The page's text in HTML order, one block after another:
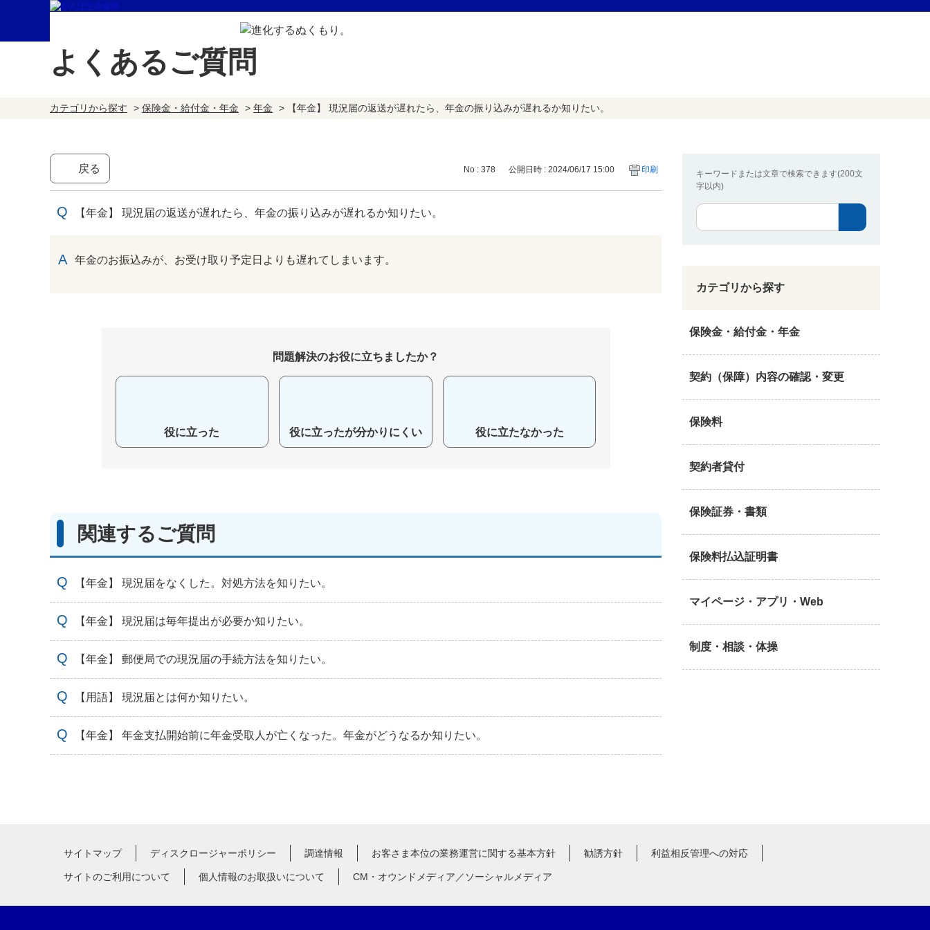
よくあるご質問
カテゴリから探す > 保険金・給付金・年金 > 年金 > 【年金】 現況届の返送が遅れたら、年金の振り込みが遅れるか知りたい。
キーワードまたは文章で検索できます(200文
字以内)
カテゴリから探す
保険金・給付金・年金
契約（保障）内容の確認・変更
保険料
契約者貸付
保険証券・書類
保険料払込証明書
マイページ・アプリ・Web
制度・相談・体操
戻る No : 378 公開日時 : 2024/06/17 15:00 印刷
【年金】 現況届の返送が遅れたら、年金の振り込みが遅れるか知りたい。
年金のお振込みが、お受け取り予定日よりも遅れてしまいます。
問題解決のお役に立ちましたか？
役に立った 役に立ったが分かりにくい 役に立たなかった
関連するご質問
【年金】 現況届をなくした。対処方法を知りたい。
【年金】 現況届は毎年提出が必要か知りたい。
【年金】 郵便局での現況届の手続方法を知りたい。
【用語】 現況届とは何か知りたい。
【年金】 年金支払開始前に年金受取人が亡くなった。年金がどうなるか知りたい。
サイトマップ ディスクロージャーポリシー 調達情報 お客さま本位の業務運営に関する基本方針 勧誘方針 利益相反管理への対応
サイトのご利用について 個人情報のお取扱いについて CM・オウンドメディア／ソーシャルメディア